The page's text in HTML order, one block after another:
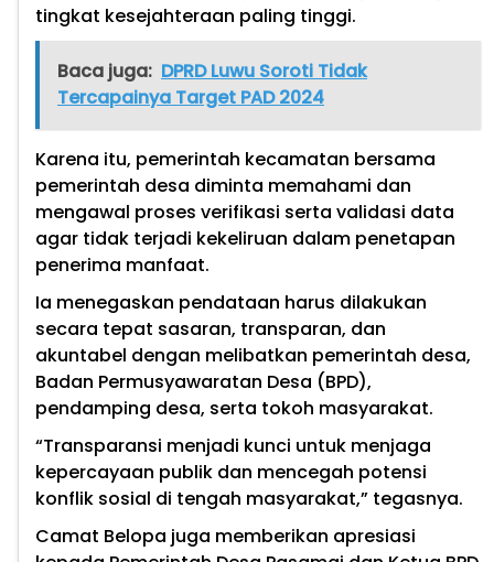
tingkat kesejahteraan paling tinggi.
Baca juga: DPRD Luwu Soroti Tidak
Tercapainya Target PAD 2024
Karena itu, pemerintah kecamatan bersama
pemerintah desa diminta memahami dan
mengawal proses verifikasi serta validasi data
agar tidak terjadi kekeliruan dalam penetapan
penerima manfaat.
Ia menegaskan pendataan harus dilakukan
secara tepat sasaran, transparan, dan
akuntabel dengan melibatkan pemerintah desa,
Badan Permusyawaratan Desa (BPD),
pendamping desa, serta tokoh masyarakat.
“Transparansi menjadi kunci untuk menjaga
kepercayaan publik dan mencegah potensi
konflik sosial di tengah masyarakat,” tegasnya.
Camat Belopa juga memberikan apresiasi